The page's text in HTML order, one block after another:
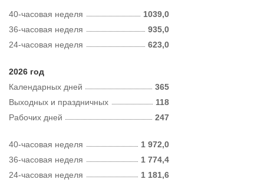
40-часовая неделя
1039,0
36-часовая неделя
935,0
24-часовая неделя
623,0
2026 год
Календарных дней
365
Рабочих дней 247
Выходных и праздничных 118
40-часовая неделя
1 972,0
36-часовая неделя
1 774,4
24-часовая неделя
1 181,6